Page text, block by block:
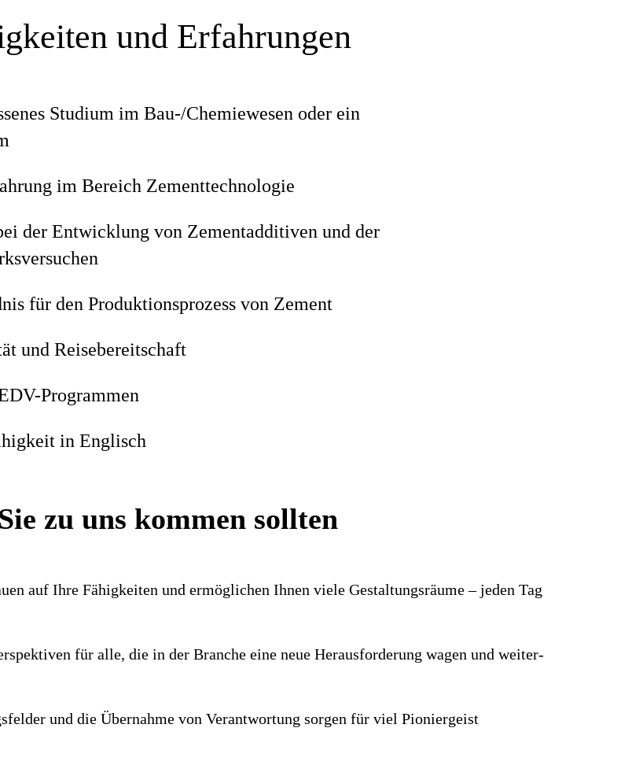
und Erfahrungen
Studium im Bau-/Chemiewesen oder ein
im Bereich Zementtechnologie
der Entwicklung von Zementadditiven und der
für den Produktionsprozess von Zement
und Reisebereitschaft
Programmen
in Englisch
zu uns kommen sollten
auf Ihre Fähig­keiten und ermög­lichen Ihnen viele Gestaltungs­räume – jeden Tag
für alle, die in der Branche eine neue Heraus­forderung wagen und weiter­
und die Über­nahme von Ver­ant­wor­tung sorgen für viel Pionier­geist